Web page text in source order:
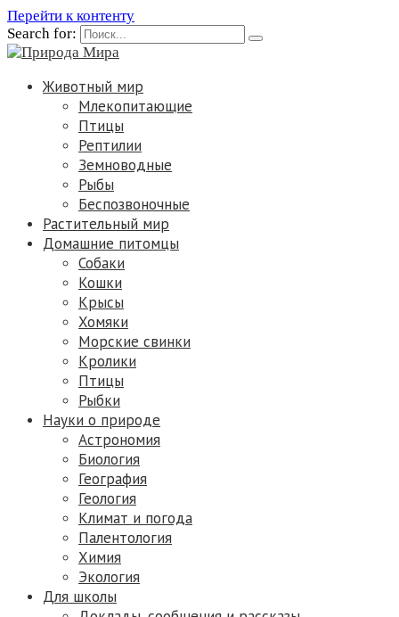
Перейти к контенту
Search for:
Животный мир
Млекопитающие
Птицы
Рептилии
Земноводные
Рыбы
Беспозвоночные
Растительный мир
Домашние питомцы
Собаки
Кошки
Крысы
Хомяки
Морские свинки
Кролики
Птицы
Рыбки
Науки о природе
Астрономия
Биология
География
Геология
Климат и погода
Палентология
Химия
Экология
Для школы